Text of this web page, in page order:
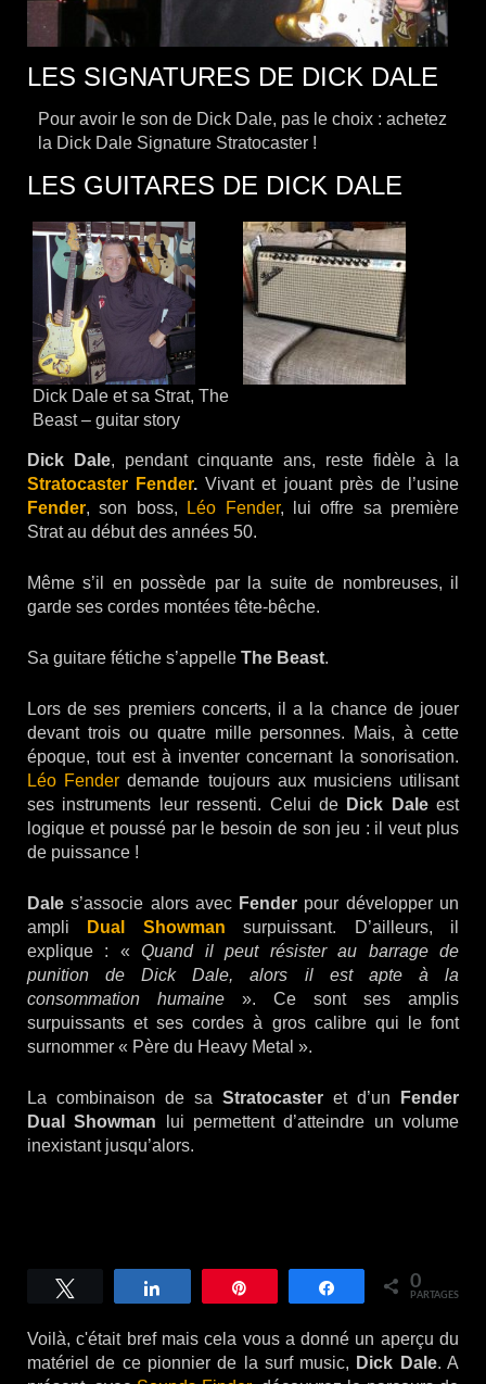
LES SIGNATURES DE DICK DALE
Pour avoir le son de Dick Dale, pas le choix : achetez
la Dick Dale Signature Stratocaster !
LES GUITARES DE DICK DALE
Dick Dale et sa Strat, The
Beast – guitar story
Dick Dale, pendant cinquante ans, reste fidèle à la
Stratocaster Fender.Vivant et jouant près de l’usine
Fender, son boss, Léo Fender, lui offre sa première
Strat au début des années 50.
Même s’il en possède par la suite de nombreuses, il
garde ses cordes montées tête-bêche.
Sa guitare fétiche s’appelle The Beast.
Lors de ses premiers concerts, il a la chance de jouer
devant trois ou quatre mille personnes. Mais, à cette
époque, tout est à inventer concernant la sonorisation.
Léo Fender demande toujours aux musiciens utilisant
ses instruments leur ressenti. Celui de Dick Daleest
logique et poussé par le besoin de son jeu : il veut plus
de puissance !
Dale s’associe alors avec Fender pour développer un
ampli
Dual Showman
surpuissant. D’ailleurs, il
explique : «Quand il peut résister au barrage de
punition de Dick Dale, alors il est apte à la
consommation humaine ». Ce sont ses amplis
surpuissants et ses cordes à gros calibre qui le font
surnommer « Père du Heavy Metal ».
La combinaison de sa Stratocaster et d’un
Fender
Dual Showman lui permettent d’atteindre un volume
inexistant jusqu’alors.
Partagez 0
PARTAGES
Voilà, c'était bref mais cela vous a donné un aperçu du
matériel de ce pionnier de la surf music, Dick Dale. A